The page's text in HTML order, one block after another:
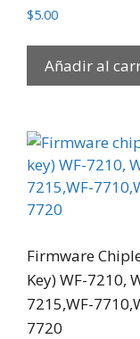
$5.00
Añadir al
Firmware
Key) WF-7210,
7215,WF-
7720